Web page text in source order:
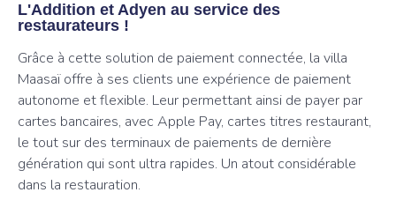
L'Addition et Adyen au service des
restaurateurs !
Grâce à cette solution de paiement connectée, la villa
Maasaï offre à ses clients une expérience de paiement
autonome et flexible. Leur permettant ainsi de payer par
cartes bancaires, avec Apple Pay, cartes titres restaurant,
le tout sur des terminaux de paiements de dernière
génération qui sont ultra rapides. Un atout considérable
dans la restauration.